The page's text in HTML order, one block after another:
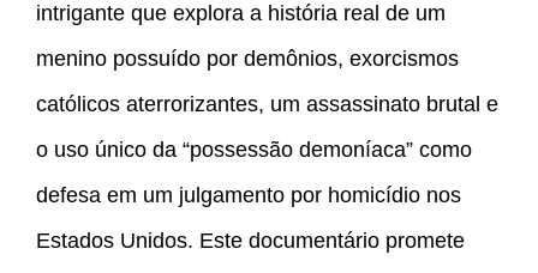
intrigante que explora a história real de um
menino possuído por demônios, exorcismos
católicos aterrorizantes, um assassinato brutal e
o uso único da “possessão demoníaca” como
defesa em um julgamento por homicídio nos
Estados Unidos. Este documentário promete